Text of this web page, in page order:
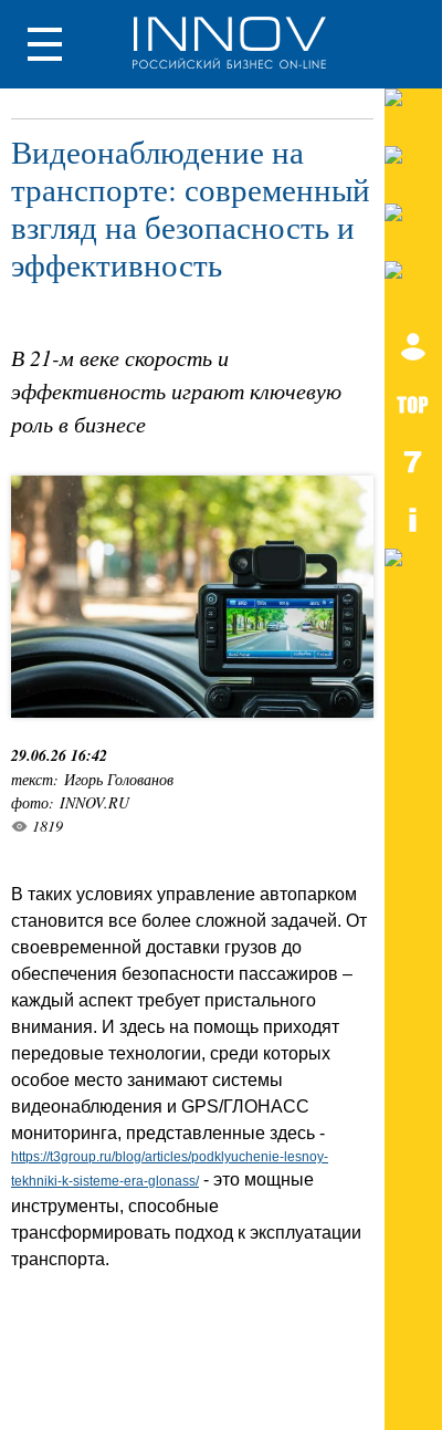
Видеонаблюдение на
транспорте: современный
взгляд на безопасность и
эффективность
В 21-м веке скорость и
эффективность играют ключевую
роль в бизнесе
29.06.26 16:42
текст: Игорь Голованов
фото: INNOV.RU
1819
В таких условиях управление автопарком
становится все более сложной задачей. От
своевременной доставки грузов до
обеспечения безопасности пассажиров –
каждый аспект требует пристального
внимания. И здесь на помощь приходят
передовые технологии, среди которых
особое место занимают системы
видеонаблюдения и GPS/ГЛОНАСС
мониторинга, представленные здесь -
https://t3group.ru/blog/articles/podklyuchenie-lesnoy-
tekhniki-k-sisteme-era-glonass/- это мощные
инструменты, способные
трансформировать подход к эксплуатации
транспорта.